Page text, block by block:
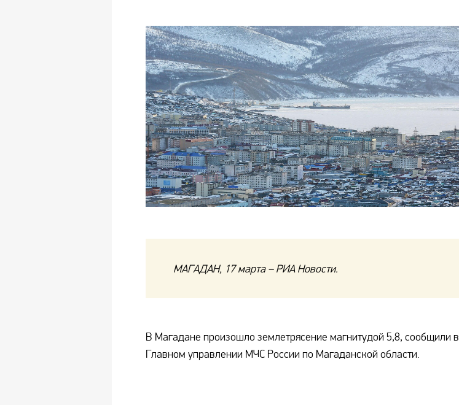
МАГАДАН, 17 марта – РИА Новости.
В Магадане произошло землетрясение магнитудой 5,8, сообщили в
Главном управлении МЧС России по Магаданской области.